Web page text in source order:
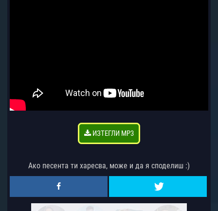
ИЗТЕГЛИ MP3
Ако песента ти харесва, може и да я споделиш :)